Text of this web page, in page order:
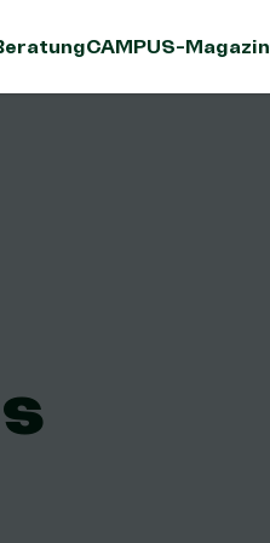
CAMPUS-Magazin